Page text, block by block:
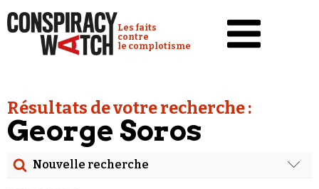
Conspiracy Watch :
Les faits
contre
le complotisme
Analyses
Conspipédia
Vidéos
Résultats de votre recherche :
George Soros
Nouvelle recherche